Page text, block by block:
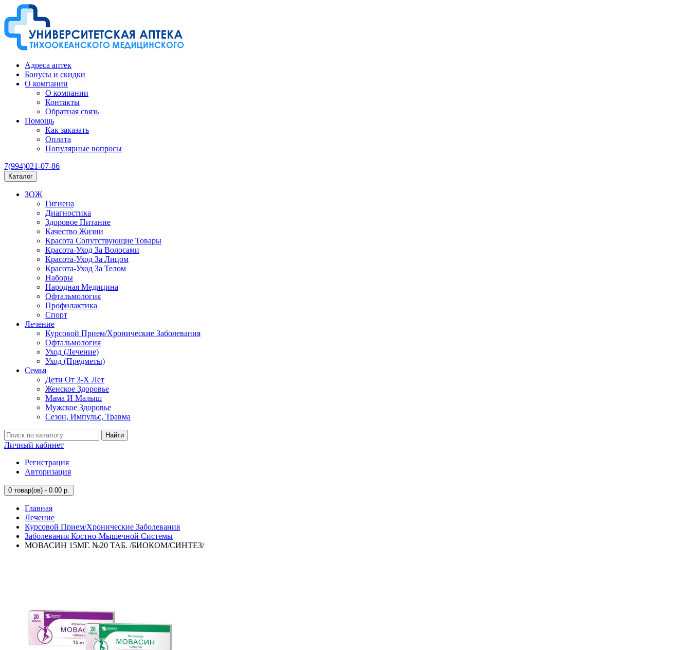
Адреса аптек
Бонусы и скидки
О компании
О компании
Контакты
Обратная связь
Помощь
Как заказать
Оплата
Популярные вопросы
7(994)021-07-86
Каталог
ЗОЖ
Гигиена
Диагностика
Здоровое Питание
Качество Жизни
Красота Сопутствующие Товары
Красота-Уход За Волосами
Красота-Уход За Лицом
Красота-Уход За Телом
Наборы
Народная Медицина
Офтальмология
Профилактика
Спорт
Лечение
Курсовой Прием/Хронические Заболевания
Офтальмология
Уход (Лечение)
Уход (Предметы)
Семья
Дети От 3-Х Лет
Женское Здоровье
Мама И Малыш
Мужское Здоровье
Сезон, Импульс, Травма
Найти
Личный кабинет
Регистрация
Авторизация
0 товар(ов) - 0.00 р.
Главная
Лечение
Курсовой Прием/Хронические Заболевания
Заболевания Костно-Мышечной Системы
МОВАСИН 15МГ. №20 ТАБ. /БИОКОМ/СИНТЕЗ/